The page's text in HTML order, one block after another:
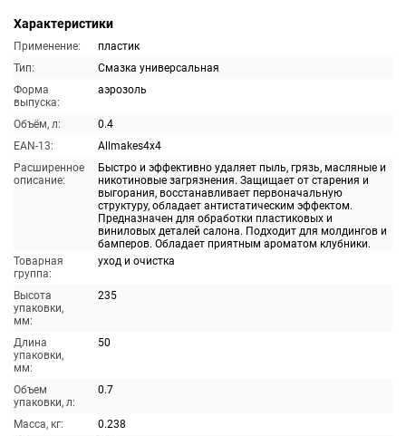
Характеристики
Применение:
пластик
Тип:
Смазка универсальная
Форма
выпуска:
аэрозоль
Объём, л:
0.4
EAN-13:
Allmakes4x4
Расширенное
описание:
Быстро и эффективно удаляет пыль, грязь, масляные и
никотиновые загрязнения. Защищает от старения и
выгорания, восстанавливает первоначальную
структуру, обладает антистатическим эффектом.
Предназначен для обработки пластиковых и
виниловых деталей салона. Подходит для молдингов и
бамперов. Обладает приятным ароматом клубники.
Товарная
группа:
уход и очистка
Высота
упаковки,
мм:
235
Длина
упаковки,
мм:
50
Объем
упаковки, л:
0.7
Масса, кг:
0.238